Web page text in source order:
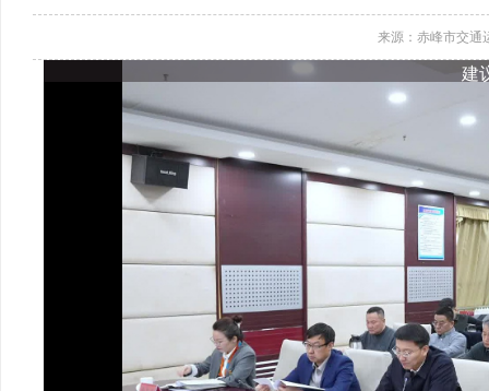
来源：赤峰市交通